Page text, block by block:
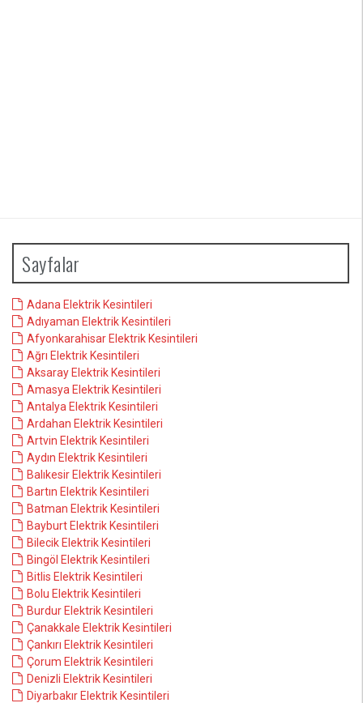
Sayfalar
Adana Elektrik Kesintileri
Adıyaman Elektrik Kesintileri
Afyonkarahisar Elektrik Kesintileri
Ağrı Elektrik Kesintileri
Aksaray Elektrik Kesintileri
Amasya Elektrik Kesintileri
Antalya Elektrik Kesintileri
Ardahan Elektrik Kesintileri
Artvin Elektrik Kesintileri
Aydın Elektrik Kesintileri
Balıkesir Elektrik Kesintileri
Bartın Elektrik Kesintileri
Batman Elektrik Kesintileri
Bayburt Elektrik Kesintileri
Bilecik Elektrik Kesintileri
Bingöl Elektrik Kesintileri
Bitlis Elektrik Kesintileri
Bolu Elektrik Kesintileri
Burdur Elektrik Kesintileri
Çanakkale Elektrik Kesintileri
Çankırı Elektrik Kesintileri
Çorum Elektrik Kesintileri
Denizli Elektrik Kesintileri
Diyarbakır Elektrik Kesintileri